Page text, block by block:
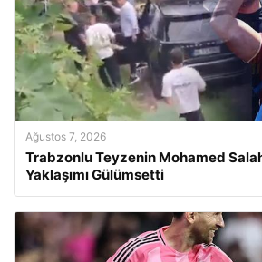
Ağustos 7, 2026
Trabzonlu Teyzenin Mohamed
Yaklaşımı Gülümsetti